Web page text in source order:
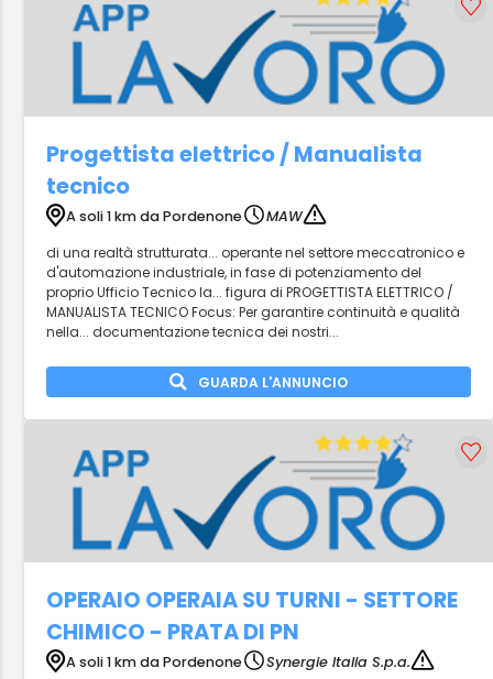
Progettista elettrico / Manualista
tecnico
A soli 1 km da Pordenone
MAW
di una realtà strutturata... operante nel settore meccatronico e
d'automazione industriale, in fase di potenziamento del
proprio Ufficio Tecnico la... figura di PROGETTISTA ELETTRICO /
MANUALISTA TECNICO Focus: Per garantire continuità e qualità
nella... documentazione tecnica dei nostri...
GUARDA L'ANNUNCIO
OPERAIO OPERAIA SU TURNI - SETTORE
CHIMICO - PRATA DI PN
A soli 1 km da Pordenone
Synergie Italia S.p.a.